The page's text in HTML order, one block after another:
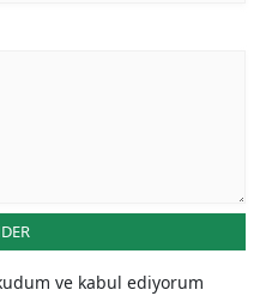
ve kabul ediyorum